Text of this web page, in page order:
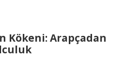
Kökeni: Arapçadan